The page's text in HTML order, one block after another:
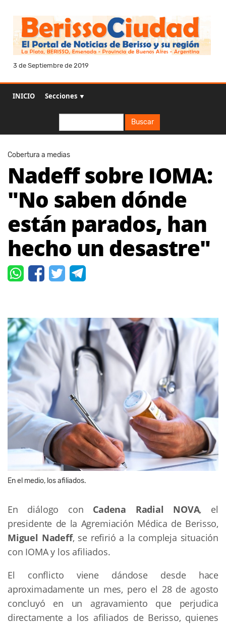
3 de Septiembre de 2019
INICIO Secciones ▼
Buscar
Cobertura a medias
Nadeff sobre IOMA:
"No saben dónde
están parados, han
hecho un desastre"
En el medio, los afiliados.
En diálogo con Cadena Radial NOVA, el
presidente de la Agremiación Médica de Berisso,
Miguel Nadeff, se refirió a la compleja situación
con IOMA y los afiliados.
El conflicto viene dándose desde hace
aproximadamente un mes, pero el 28 de agosto
concluyó en un agravamiento que perjudica
directamente a los afiliados de Berisso, quienes